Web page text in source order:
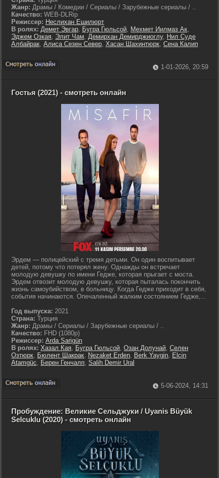
Жанр: Драмы / Комедии / Сериалы / Зарубежные сериалы / ..
Качество: WEB-DLRip
Режиссер: Неслихан Ешилюрт
В ролях: Демет Эвгар, Бугра Гюльсой, Мехмет Иилмаз Ак,
Эджем Озкая, Элит Чам, Демирхан Демирджиоглу, Нил Суде
Албайрак, Алиса Сезен Север, Хасан Шахинтюрк, Сена Калип
1-01-2026, 20:59
Гостья (2021) - смотреть онлайн
Эрдем — полицейский с тремя детьми. Он один воспитывает
детей, потому что потерял жену. Однажды он встречает
молодую девушку по имени Гедже, которая прыгает с моста.
Эрдем отвозит молодую девушку, которая пыталась покончить
жизнь самоубийством, в больницу. Когда Гедже приходит в себя,
события начинаются. Опечаленный жалким состоянием Гедже,...
Год выпуска: 2021
Страна: Турция
Жанр: Драмы / Сериалы / Зарубежные сериалы / ..
Качество: FHD (1080p)
Режиссер: Arda Sarigün
В ролях: Хазал Кая, Бугра Гюльсой, Озан Долунай, Селен
Озтюрк, Бюлент Шакрак, Nezaket Erden, Berk Yaygin, Elcin
Atamgüc, Берен Генчалп, Salih Demir Ural
5-06-2024, 14:31
Пробуждение: Великие Сельджуки / Uyanis Büyük
Selcuklu (2020) - смотреть онлайн